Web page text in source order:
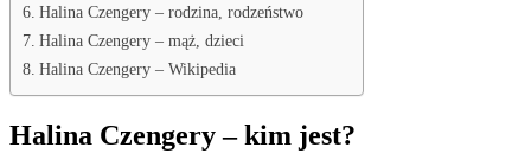
Halina Czengery – rodzina, rodzeństwo
Halina Czengery – mąż, dzieci
Halina Czengery – Wikipedia
Halina Czengery – kim jest?